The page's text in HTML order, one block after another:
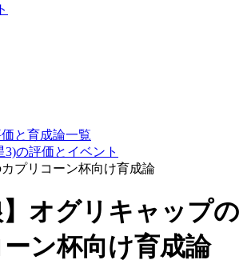
と育成論一覧
の評価とイベント
プリコーン杯向け育成論
】オグリキャップの
ン杯向け育成論